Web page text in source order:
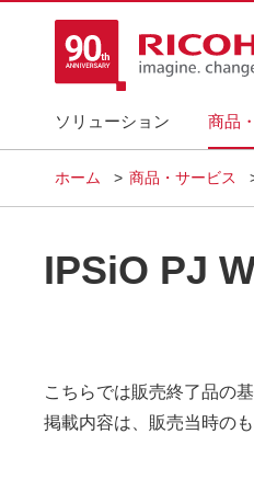
ソリューション 商品
ホーム 商品・サービス
IPSiO PJ
こちらでは販売終了品の
掲載内容は、販売当時の